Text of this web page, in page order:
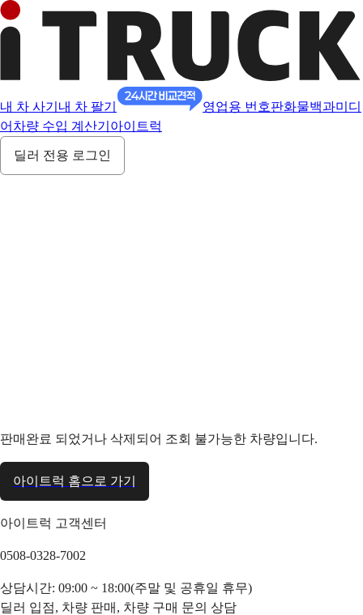
내 차 사기 내 차 팔기 영업용 번호판화물백과미디
어 차량 수입 계산기 아이트럭
딜러 전용 로그인
판매완료 되었거나 삭제되어 조회 불가능한 차량입니다.
아이트럭 홈으로 가기
아이트럭 고객센터
0508-0328-7002
상담시간: 09:00 ~ 18:00(주말 및 공휴일 휴무)
딜러 입점, 차량 판매, 차량 구매 문의 상담